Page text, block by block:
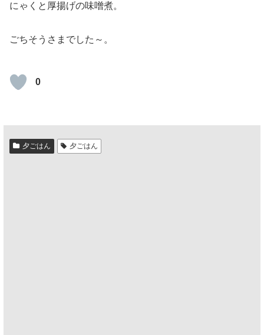
にゃくと厚揚げの味噌煮。
ごちそうさまでした～。
0
夕ごはん 夕ごはん